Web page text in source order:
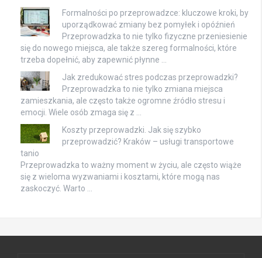
Formalności po przeprowadzce: kluczowe kroki, by
uporządkować zmiany bez pomyłek i opóźnień
Przeprowadzka to nie tylko fizyczne przeniesienie
się do nowego miejsca, ale także szereg formalności, które
trzeba dopełnić, aby zapewnić płynne …
Jak zredukować stres podczas przeprowadzki?
Przeprowadzka to nie tylko zmiana miejsca
zamieszkania, ale często także ogromne źródło stresu i
emocji. Wiele osób zmaga się z …
Koszty przeprowadzki. Jak się szybko
przeprowadzić? Kraków – usługi transportowe
tanio
Przeprowadzka to ważny moment w życiu, ale często wiąże
się z wieloma wyzwaniami i kosztami, które mogą nas
zaskoczyć. Warto …